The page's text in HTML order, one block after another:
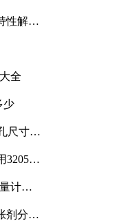
性解析
全
少
尺寸详
3205或
计算
剂分别